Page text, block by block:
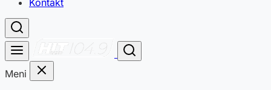
Kontakt
Meni